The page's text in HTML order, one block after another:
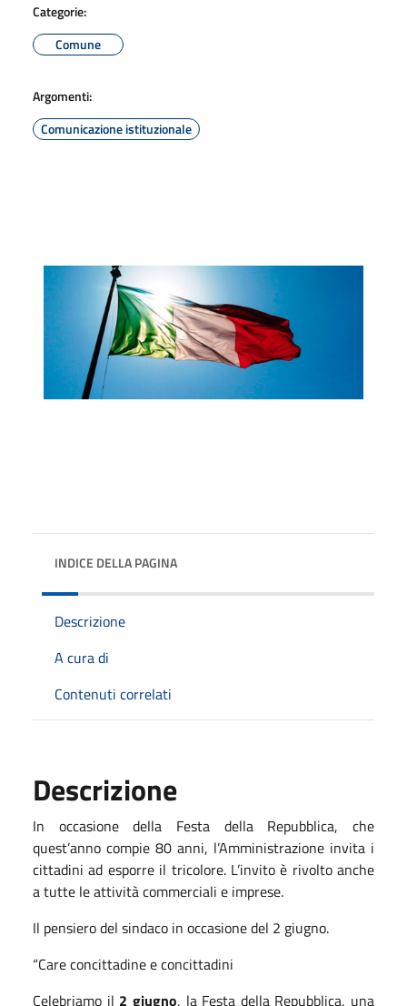
Categorie:
Comune
Argomenti:
Comunicazione istituzionale
INDICE DELLA PAGINA
Descrizione
A cura di
Contenuti correlati
Descrizione
In occasione della Festa della Repubblica, che
quest’anno compie 80 anni, l’Amministrazione invita i
cittadini ad esporre il tricolore. L’invito è rivolto anche
a tutte le attività commerciali e imprese.
Il pensiero del sindaco in occasione del 2 giugno.
“Care concittadine e concittadini
Celebriamo il 2 giugno, la Festa della Repubblica, una